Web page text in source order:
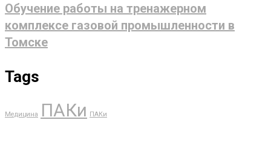
Обучение работы на тренажерном
комплексе газовой промышленности в
Томске
Tags
Медицина ПАКи ПАКи